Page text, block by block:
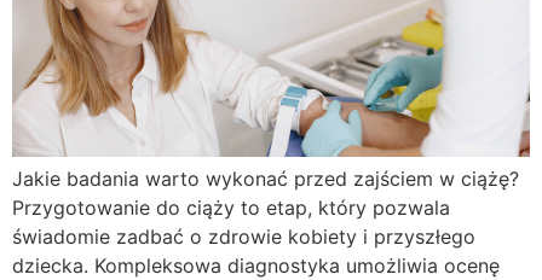
Jakie badania warto wykonać przed zajściem w ciążę?
Przygotowanie do ciąży to etap, który pozwala
świadomie zadbać o zdrowie kobiety i przyszłego
dziecka. Kompleksowa diagnostyka umożliwia ocenę